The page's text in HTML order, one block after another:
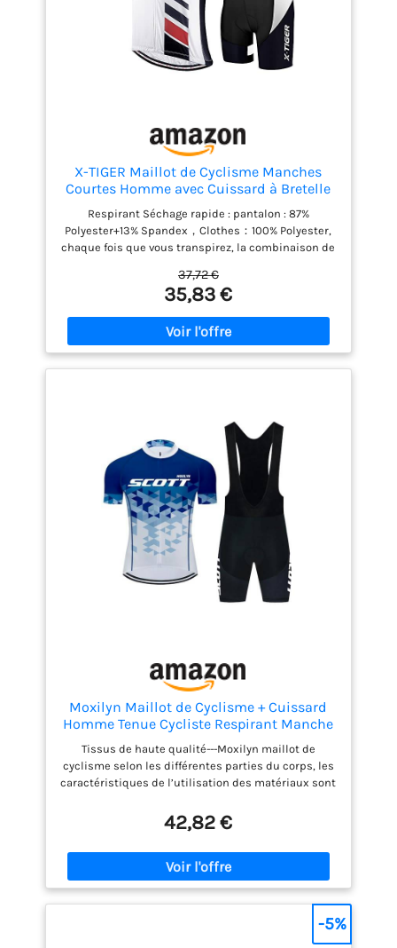
X-TIGER Maillot de Cyclisme Manches
Courtes Homme avec Cuissard à Bretelle
5D Gel Rembourré,VTT Courtes Respirant
Vêtements de Cyclisme Sports Shorts
Pantalons avec Tee Shirt
Respirant Séchage rapide : pantalon : 87%
Polyester+13% Spandex，Clothes：100% Polyester,
chaque fois que vous transpirez, la combinaison de
fonction de séchage rapide pour vous rendre plus
confortable. Coussin de gel 5D : le rembourrage de
cette combinaison de cyclisme à manches courtes
est spécialement conçu pour s'adapter à la forme
de votre selle de vélo, les coussinets de gel 5D
cousus peuvent protéger la friction entre votre
vêtements de cyclisme sont fabriqués dans un
matériau léger avec une bonne finition et des
coutures adaptées au cyclisme. Ces vêtements de
cyclisme conviennent à tous les niveaux de
cyclistes, y compris les cyclistes sur route et les
vététistes. Conception réfléchissante : la
combinaison de cyclisme à manches courtes pour
hommes est dotée d'un motif réfléchissant sur le
dos de la chemise pour garantir votre sécurité
lorsque vous roulez la nuit. Conception
antidérapante sur les jambes du pantalon : la
pantalon de s'enrouler.
37,72 €
35,83 €
Moxilyn Maillot de Cyclisme + Cuissard
Homme Tenue Cycliste Respirant Manche
Courte Séchage Rapide T-Shirt VTT Velo de
Route
Tissus de haute qualité---Moxilyn maillot de
cyclisme selon les différentes parties du corps, les
caractéristiques de l’utilisation des matériaux sont
maille longue, utilisation latérale en maille
respirante, pantalon en tissu Leica. Doux et
respirant pour améliorer la sécheresse et le confort
du corps. Nouvelle amélioration 20D GEL Cushion---
Moxilyn maillot de cyclisme le pantalon de
cyclisme utilise une surface antibactérienne, une
éponge composite à haute densité amortissante
pour la mémoire, un coussinet de silicone perforé
42,82 €
-5%